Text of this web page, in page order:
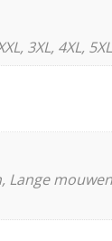
3XL, 4XL, 5XL
Lange